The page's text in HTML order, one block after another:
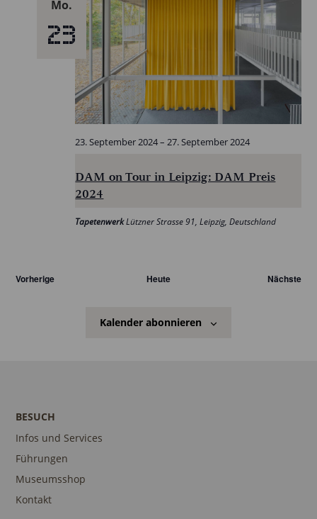
Mo.
23
DAM on Tour in Leipzig: DAM Preis
2024
23. September 2024–27. September 2024
TapetenwerkLützner Strasse 91, Leipzig, Deutschland
VorherigeVeranstaltungen Heute Nächste
Kalender abonnieren
BESUCH
Infos und Services
Führungen
Museumsshop
Kontakt